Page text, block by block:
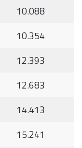
10.088
10.354
12.393
12.683
14.413
15.241